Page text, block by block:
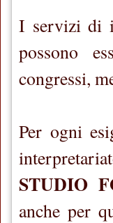
I servizi di
possono
congressi,
Per ogni
STUDIO
anche per